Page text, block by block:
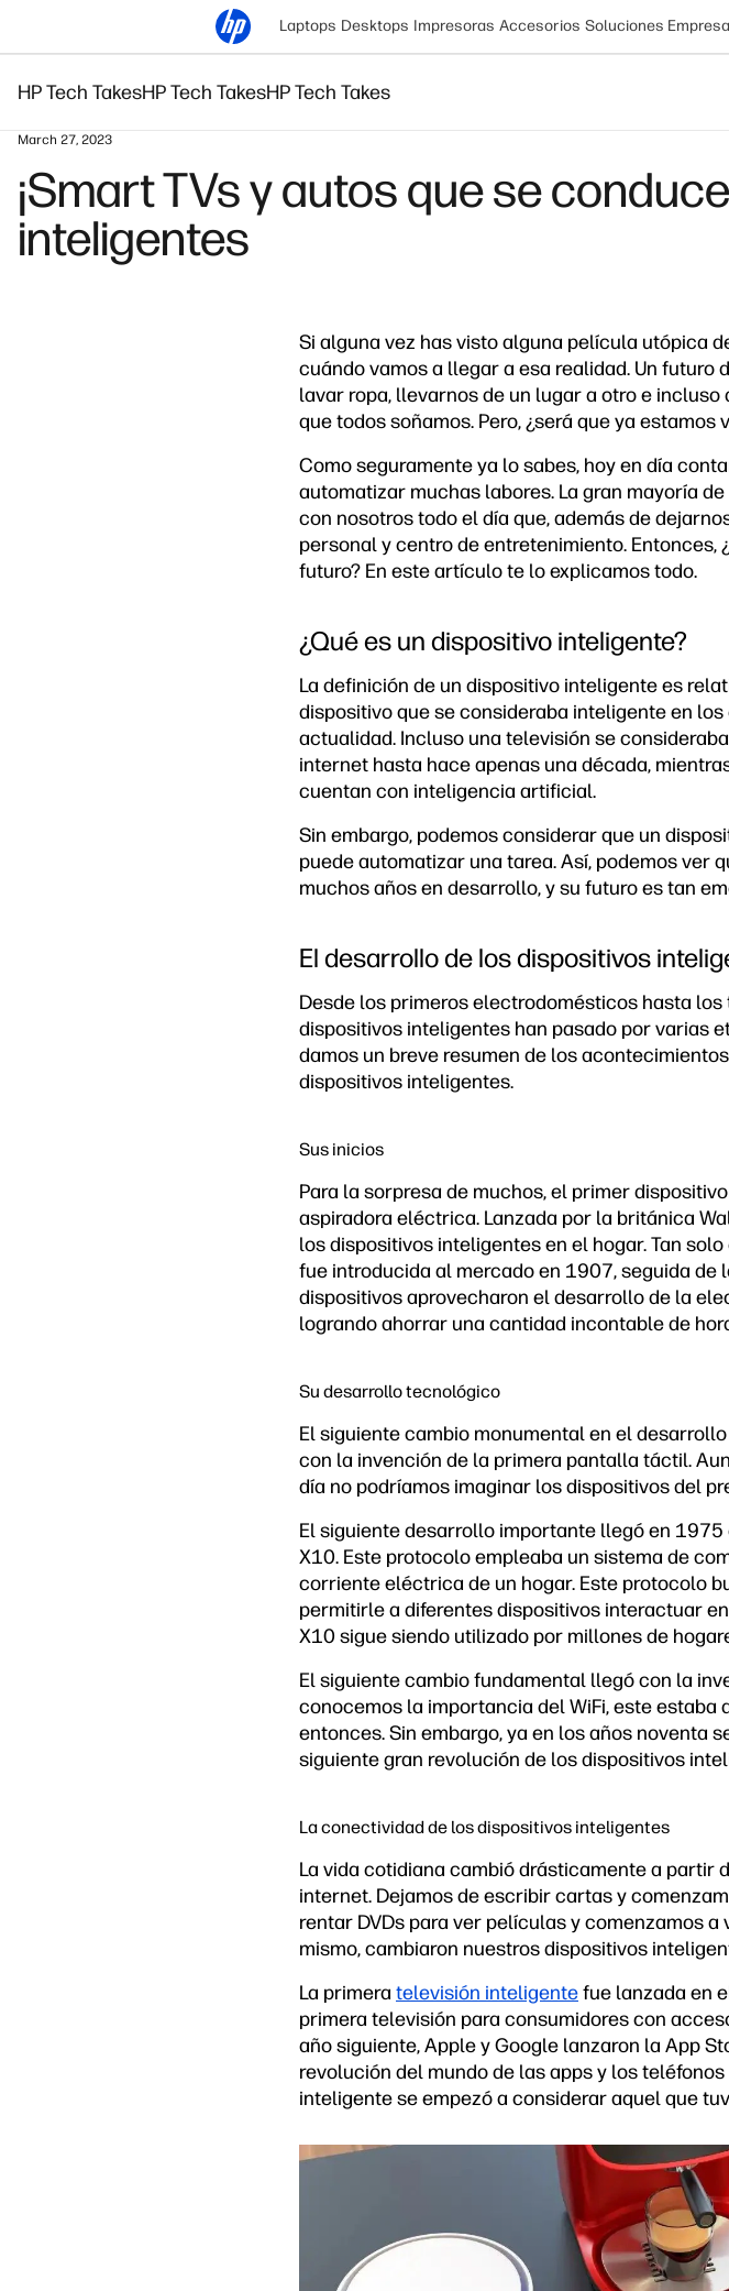
Laptops Desktops Impresoras Accesorios Soluciones
HP Tech TakesHP Tech TakesHP Tech Takes
March 27, 2023
¡Smart TVs y autos que se
inteligentes
Si alguna vez has visto alguna película utópica
cuándo vamos a llegar a esa realidad. Un futuro
lavar ropa, llevarnos de un lugar a otro e
que todos soñamos. Pero, ¿será que ya estamos
Como seguramente ya lo sabes, hoy en día
automatizar muchas labores. La gran mayoría
con nosotros todo el día que, además de
personal y centro de entretenimiento. Entonces,
futuro? En este artículo te lo explicamos todo.
¿Qué es un dispositivo inteligente?
La definición de un dispositivo inteligente es
dispositivo que se consideraba inteligente en
actualidad. Incluso una televisión se
internet hasta hace apenas una década,
cuentan con inteligencia artificial.
Sin embargo, podemos considerar que un
puede automatizar una tarea. Así, podemos ver
muchos años en desarrollo, y su futuro es tan
El desarrollo de los dispositivos
Desde los primeros electrodomésticos hasta
dispositivos inteligentes han pasado por varias
damos un breve resumen de los
dispositivos inteligentes.
Sus inicios
Para la sorpresa de muchos, el primer
aspiradora eléctrica. Lanzada por la británica
los dispositivos inteligentes en el hogar. Tan
fue introducida al mercado en 1907, seguida
dispositivos aprovecharon el desarrollo de la
logrando ahorrar una cantidad incontable de
Su desarrollo tecnológico
El siguiente cambio monumental en el
con la invención de la primera pantalla táctil.
día no podríamos imaginar los dispositivos del
El siguiente desarrollo importante llegó en
X10. Este protocolo empleaba un sistema de
corriente eléctrica de un hogar. Este protocolo
permitirle a diferentes dispositivos interactuar
X10 sigue siendo utilizado por millones de
El siguiente cambio fundamental llegó con la
conocemos la importancia del WiFi, este
entonces. Sin embargo, ya en los años noventa
siguiente gran revolución de los dispositivos
La conectividad de los dispositivos inteligentes
La vida cotidiana cambió drásticamente a partir
internet. Dejamos de escribir cartas y
rentar DVDs para ver películas y comenzamos
mismo, cambiaron nuestros dispositivos
La primera televisión inteligentefue lanzada en
primera televisión para consumidores con
año siguiente, Apple y Google lanzaron la App
revolución del mundo de las apps y los
inteligente se empezó a considerar aquel que